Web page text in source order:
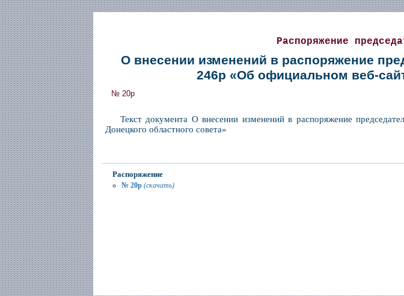
Распоряжение
О внесении изменений в распоряжение
246р «Об официальном веб-
№ 20р
Текст документа О внесении изменений в распоряжение
Донецкого областного совета»
Распоряжение
№ 20р (скачать)